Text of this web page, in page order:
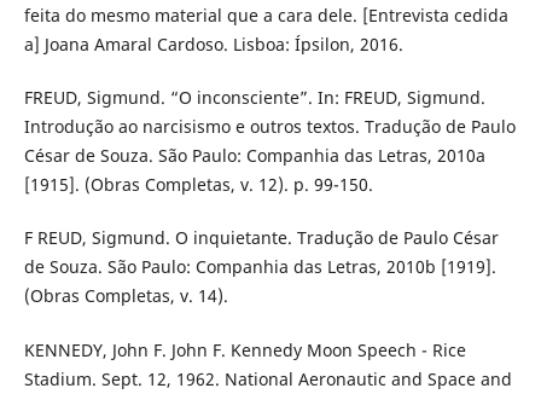
feita do mesmo material que a cara dele. [Entrevista cedida
a] Joana Amaral Cardoso. Lisboa: Ípsilon, 2016.
FREUD, Sigmund. “O inconsciente”. In: FREUD, Sigmund.
Introdução ao narcisismo e outros textos. Tradução de Paulo
César de Souza. São Paulo: Companhia das Letras, 2010a
[1915]. (Obras Completas, v. 12). p. 99-150.
F REUD, Sigmund. O inquietante. Tradução de Paulo César
de Souza. São Paulo: Companhia das Letras, 2010b [1919].
(Obras Completas, v. 14).
KENNEDY, John F. John F. Kennedy Moon Speech - Rice
Stadium. Sept. 12, 1962. National Aeronautic and Space and